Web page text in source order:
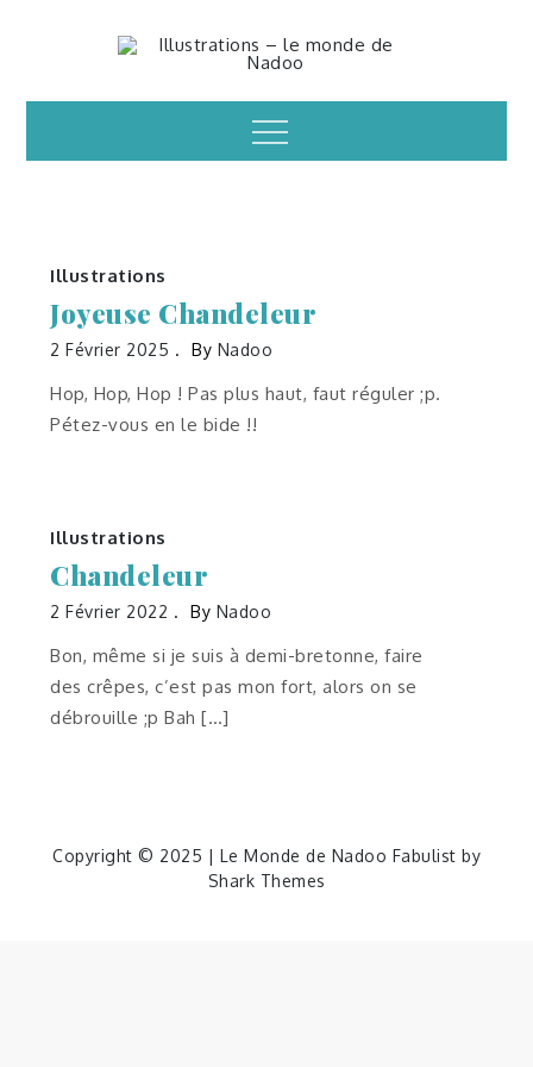
Illustrations – le
monde de Nadoo
Menu
Illustrations
Joyeuse Chandeleur
2 Février 2025 By Nadoo
Hop, Hop, Hop ! Pas plus haut, faut réguler ;p.
Pétez-vous en le bide !!
Illustrations
Chandeleur
2 Février 2022 By Nadoo
Bon, même si je suis à demi-bretonne, faire
des crêpes, c’est pas mon fort, alors on se
débrouille ;p Bah […]
Copyright © 2025 | Le Monde de Nadoo Fabulist by
Shark Themes